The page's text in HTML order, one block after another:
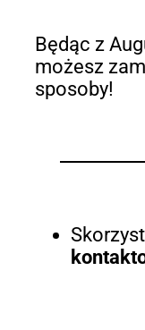
Będąc z
możesz
sposoby!